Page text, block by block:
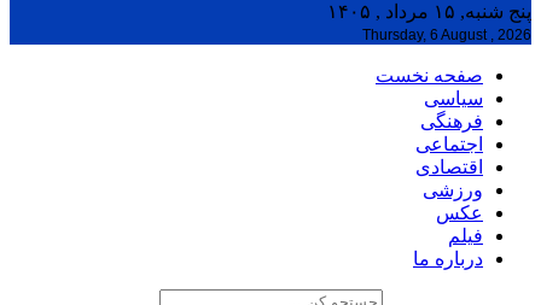
پنج شنبه, ۱۵ مرداد , ۱۴۰۵
Thursday, 6 August , 2026
صفحه نخست
سیاسی
فرهنگی
اجتماعی
اقتصادی
ورزشی
عکس
فیلم
درباره ما